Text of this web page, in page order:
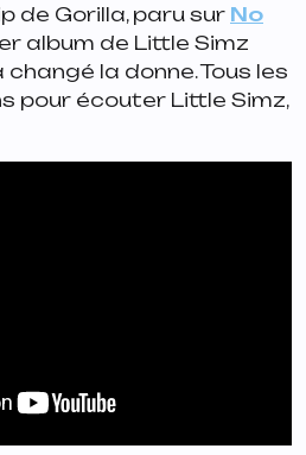
de Gorilla, paru sur No
album de Little Simz
la donne. Tous les
pour écouter Little Simz,